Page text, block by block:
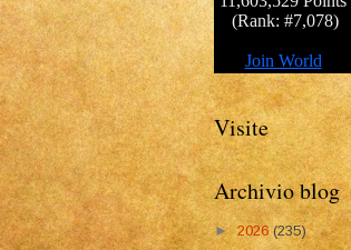
Visite
Archivio blog
► 2026(235)